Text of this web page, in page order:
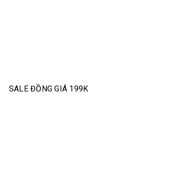
SALE ĐỒNG GIÁ 199K